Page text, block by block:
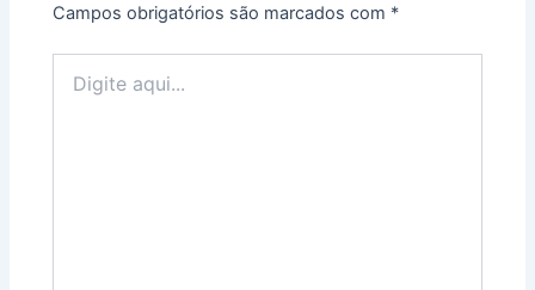
Campos obrigatórios são marcados com *
aqui...